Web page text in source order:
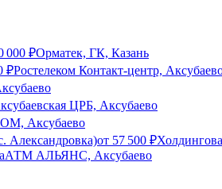
000 ₽Орматек, ГК, Казань
₽Ростелеком Контакт-центр,
ЦРБ, Аксубаево
Аксубаево
Александровка)от 57 500 ₽
АТМ АЛЬЯНС, Аксубаево